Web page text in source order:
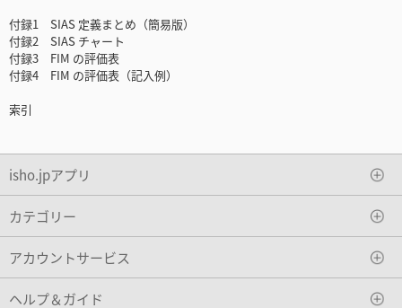
付録1 SIAS 定義まとめ（簡易版）
付録2 SIAS チャート
付録3 FIM の評価表
付録4 FIM の評価表（記入例）
索引
isho.jpアプリ
カテゴリー
アカウントサービス
ヘルプ＆ガイド